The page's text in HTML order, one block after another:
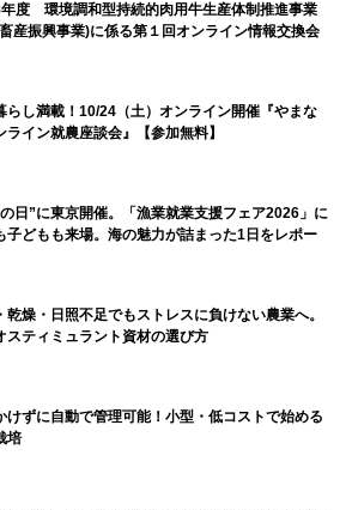
度 環境調和型持続的肉用牛生産体制推進事業
産振興事業)に係る第１回オンライン情報交換会
らし満載！10/24（土）オンライン開催『やまな
ライン就農座談会』【参加無料】
日”に東京開催。「漁業就業支援フェア2026」に
子どもも来場。海の魅力が詰まった1日をレポー
乾燥・日照不足でもストレスに負けない農業へ。
スティミュラント資材の選び方
けずに自動で管理可能！小型・低コストで始める
培